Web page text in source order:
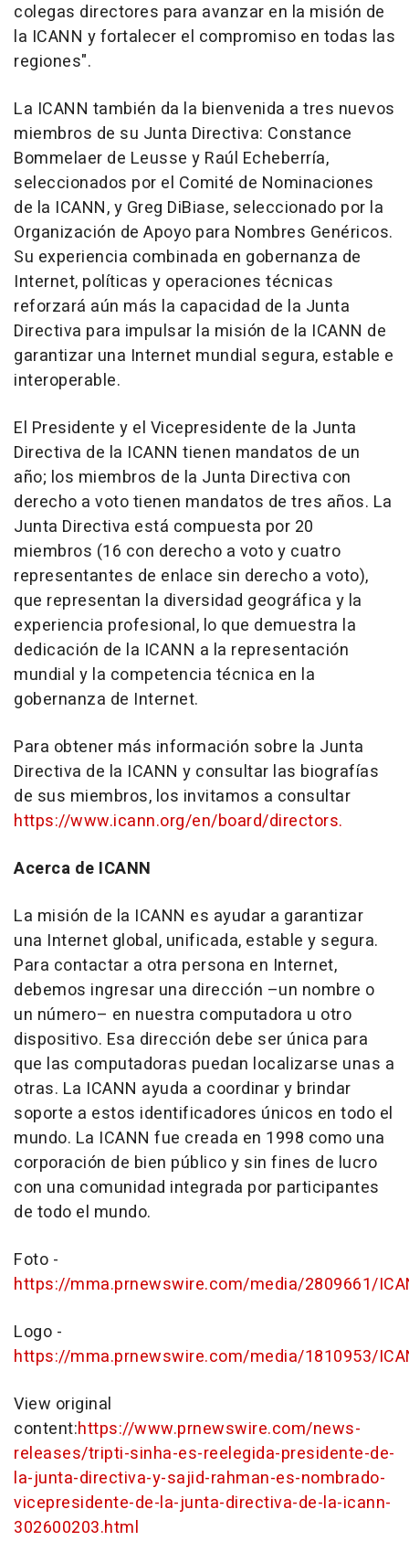
colegas directores para avanzar en la misión de
la ICANN y fortalecer el compromiso en todas las
regiones".
La ICANN también da la bienvenida a tres nuevos
miembros de su Junta Directiva: Constance
Bommelaer de Leusse y Raúl Echeberría,
seleccionados por el Comité de Nominaciones
de la ICANN, y Greg DiBiase, seleccionado por la
Organización de Apoyo para Nombres Genéricos.
Su experiencia combinada en gobernanza de
Internet, políticas y operaciones técnicas
reforzará aún más la capacidad de la Junta
Directiva para impulsar la misión de la ICANN de
garantizar una Internet mundial segura, estable e
interoperable.
El Presidente y el Vicepresidente de la Junta
Directiva de la ICANN tienen mandatos de un
año; los miembros de la Junta Directiva con
derecho a voto tienen mandatos de tres años. La
Junta Directiva está compuesta por 20
miembros (16 con derecho a voto y cuatro
representantes de enlace sin derecho a voto),
que representan la diversidad geográfica y la
experiencia profesional, lo que demuestra la
dedicación de la ICANN a la representación
mundial y la competencia técnica en la
gobernanza de Internet.
Para obtener más información sobre la Junta
Directiva de la ICANN y consultar las biografías
de sus miembros, los invitamos a consultar
https://www.icann.org/en/board/directors.
Acerca de ICANN
La misión de la ICANN es ayudar a garantizar
una Internet global, unificada, estable y segura.
Para contactar a otra persona en Internet,
debemos ingresar una dirección –un nombre o
un número– en nuestra computadora u otro
dispositivo. Esa dirección debe ser única para
que las computadoras puedan localizarse unas a
otras. La ICANN ayuda a coordinar y brindar
soporte a estos identificadores únicos en todo el
mundo. La ICANN fue creada en 1998 como una
corporación de bien público y sin fines de lucro
con una comunidad integrada por participantes
de todo el mundo.
Foto -
https://mma.prnewswire.com/media/2809661/
Logo -
https://mma.prnewswire.com/media/1810953/
View original
content:https://www.prnewswire.com/news-
releases/tripti-sinha-es-reelegida-presidente-de-
la-junta-directiva-y-sajid-rahman-es-nombrado-
vicepresidente-de-la-junta-directiva-de-la-icann-
302600203.html